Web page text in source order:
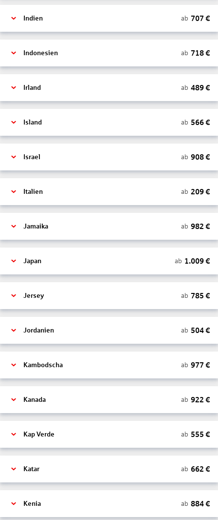
Indien ab 707 €
Indonesien ab 718€
Irland ab 489€
Island ab 566€
Israel ab 908€
Italien ab 209€
Jamaika ab 982 €
Japan ab 1.009€
Jersey ab 785 €
Jordanien ab 504€
Kambodscha ab 977 €
Kanada ab 922 €
Kap Verde ab 555 €
Katar ab 662 €
Kenia ab 884€